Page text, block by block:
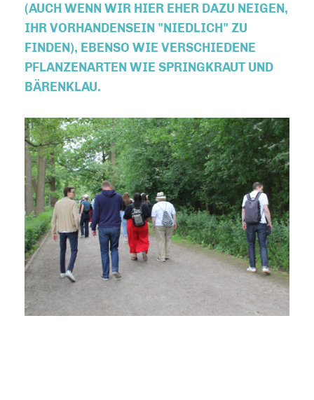
AUCH WENN WIR HIER EHER DAZU NEIGEN, I
HR VORHANDENSEIN "NIEDLICH" ZU F
INDEN), EBENSO WIE VERSCHIEDENE P
FLANZENARTEN WIE SPRINGKRAUT UND B
ÄRENKLAU.